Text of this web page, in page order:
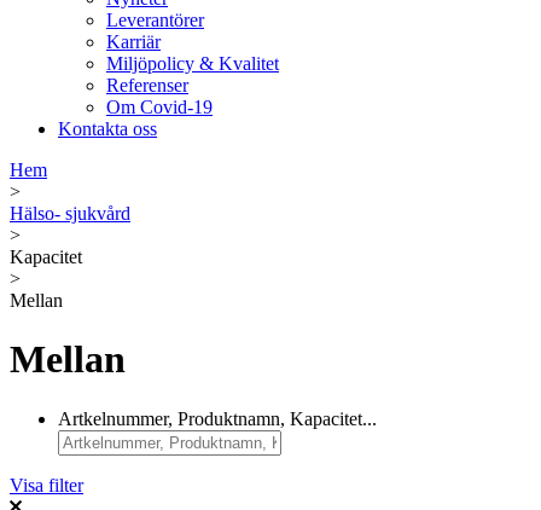
Leverantörer
Karriär
Miljöpolicy & Kvalitet
Referenser
Om Covid-19
Kontakta oss
Hem
>
Hälso- sjukvård
>
Kapacitet
>
Mellan
Mellan
Artkelnummer, Produktnamn, Kapacitet...
Visa filter